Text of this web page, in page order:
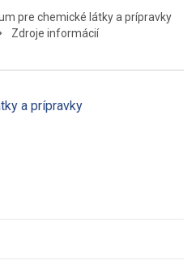
pre chemické látky a prípravky
Zdroje informácií
a prípravky